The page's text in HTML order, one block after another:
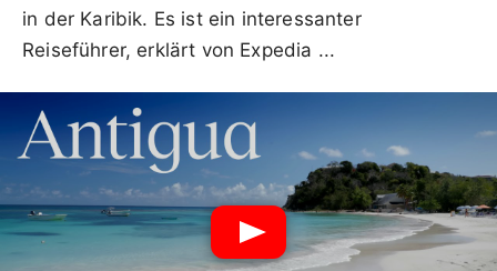
in der Karibik. Es ist ein interessanter
Reiseführer, erklärt von Expedia ...